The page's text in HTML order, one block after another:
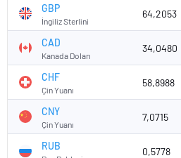
GBP
İngiliz Sterlini
64,2053
CAD
Kanada Doları
34,0480
CHF
Çin Yuanı
58,8988
CNY
Çin Yuanı
7,0715
RUB 0,5778